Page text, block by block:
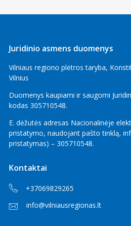
Juridinio asmens duomenys
Vilniaus regiono plėtros taryba,
Vilnius
Duomenys kaupiami ir saugomi
kodas 305710548.
E. dėžutės adresas Nacionalinėje
pristatymo, naudojant pašto tinklą,
pristatymas) – 305710548.
Kontaktai
+37069829265
info@vilniausregionas.lt